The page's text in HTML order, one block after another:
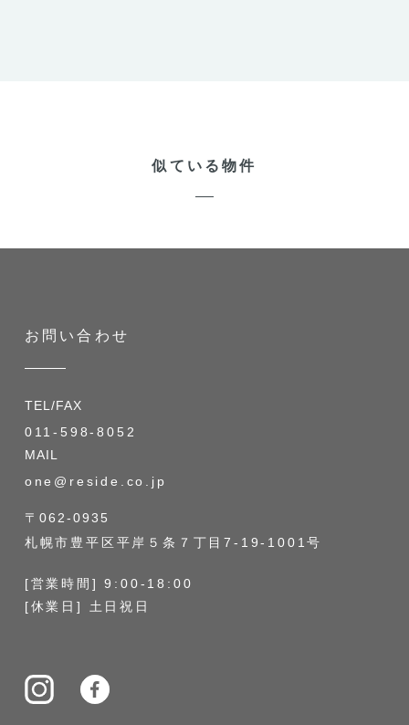
似ている物件
お問い合わせ
TEL/FAX
011-598-8052
MAIL
one@reside.co.jp
〒062-0935
札幌市豊平区平岸５条７丁目7-19-1001号
[営業時間] 9:00-18:00
[休業日] 土日祝日